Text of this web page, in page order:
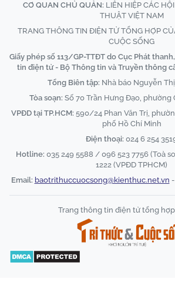
CƠ QUAN CHỦ QUẢN: LIÊN HIỆP CÁC
THUẬT VIỆT NAM
TRANG THÔNG TIN ĐIỆN TỬ TỔNG HỢP
CUỘC SỐNG
Giấy phép số 113/GP-TTĐT do Cục Phát
tin điện tử - Bộ Thông tin và Truyền thông
Tổng Biên tập: Nhà báo Nguyễn
Tòa soạn: Số 70 Trần Hưng Đạo, phường
VPĐD tại TP.HCM: 590/24 Phan Văn Trị,
phố Hồ Chí Minh
Điện thoại: 024 6 254
Hotline: 035 249 5588 / 096 523 7756 (Toà
1222 (VPĐD TPHCM)
Email: baotrithuccuocsong@kienthuc.net.vn -
Trang thông tin điện tử tổng